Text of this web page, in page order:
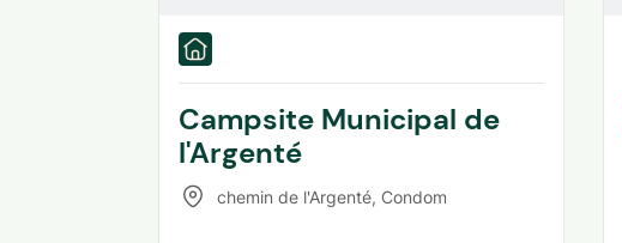
Campsite Municipal de
l'Argenté
chemin de l'Argenté, Condom